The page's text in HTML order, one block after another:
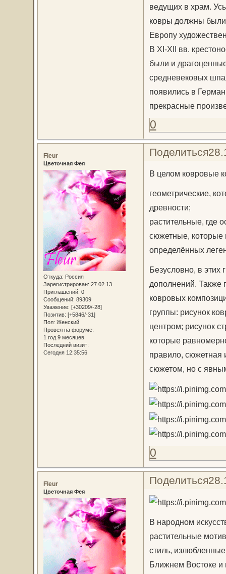
ведущих в храм.
ковры должны
Европу
В XI-XII вв.
были и
средневековых
появились в
прекрасные
0
Поделиться
Fleur
Цветочная Фея
Откуда: Россия
Зарегистрирован: 27.02.13
Приглашений: 0
Сообщений: 89309
Уважение: [+30209/-28]
Позитив: [+5846/-31]
Пол: Женский
Провел на форуме:
1 год 9 месяцев
Последний визит:
Сегодня 12:35:56
В целом ковровые
геометрические,
древности;
растительные, где
сюжетные,
определённых
Безусловно, в этих
дополнений. Также
ковровых
группы: рисунок
центром; рисунок
которые
правило, сюжетная
сюжетом, но с
0
Поделиться
Fleur
Цветочная Фея
В народном
растительные
стиль,
Ближнем Востоке и